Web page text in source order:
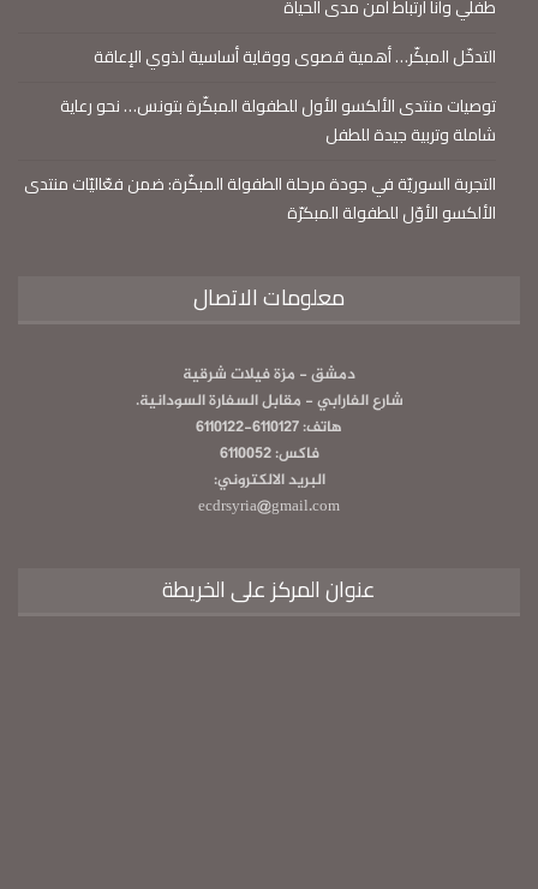
طفلي وأنا ارتباط آمن مدى الحياة
التدخّل المبكّر… أهمية قصوى ووقاية أساسية لذوي الإعاقة
توصيات منتدى الألكسو الأول للطفولة المبكّرة بتونس… نحو رعاية
شاملة وتربية جيدة للطفل
التجربة السوريّة في جودة مرحلة الطفولة المبكّرة: ضمن فعّاليّات منتدى
الألكسو الأوّل للطفولة المبكرّة
معلومات الاتصال
دمشق - مزة فيلات شرقية
شارع الفارابي - مقابل السفارة السودانية.
هاتف: 6110127-6110122
فاكس: 6110052
البريد الالكتروني:
ecdrsyria@gmail.com
عنوان المركز على الخريطة